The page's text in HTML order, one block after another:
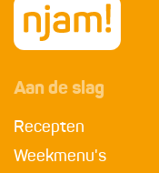
Aan de slag
Recepten
Weekmenu's